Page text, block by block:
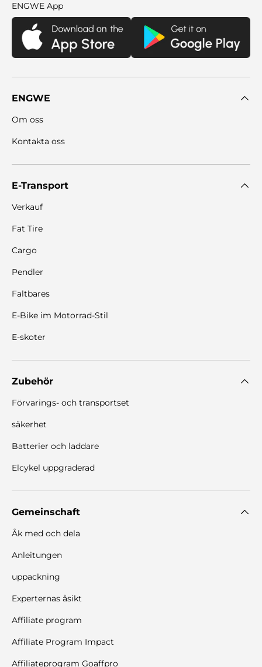
ENGWE App
ENGWE
Om oss
Kontakta oss
E-Transport
Verkauf
Fat Tire
Cargo
Pendler
Faltbares
E-Bike im Motorrad-Stil
E-skoter
Zubehör
Förvarings- och transportset
säkerhet
Batterier och laddare
Elcykel uppgraderad
Gemeinschaft
Åk med och dela
Anleitungen
uppackning
Experternas åsikt
Affiliate program
Affiliate Program Impact
Affiliateprogram Goaffpro